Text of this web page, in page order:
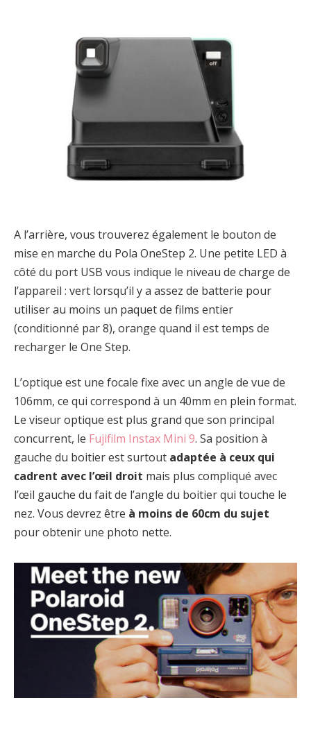
A l’arrière, vous trouverez également le bouton de
mise en marche du Pola OneStep 2. Une petite LED à
côté du port USB vous indique le niveau de charge de
l’appareil : vert lorsqu’il y a assez de batterie pour
utiliser au moins un paquet de films entier
(conditionné par 8), orange quand il est temps de
recharger le One Step.
L’optique est une focale fixe avec un angle de vue de
106mm, ce qui correspond à un 40mm en plein format.
Le viseur optique est plus grand que son principal
concurrent, le Fujifilm Instax Mini 9. Sa position à
gauche du boitier est surtout adaptée à ceux qui
cadrent avec l’œil droit mais plus compliqué avec
l’œil gauche du fait de l’angle du boitier qui touche le
nez. Vous devrez être à moins de 60cm du sujet
pour obtenir une photo nette.